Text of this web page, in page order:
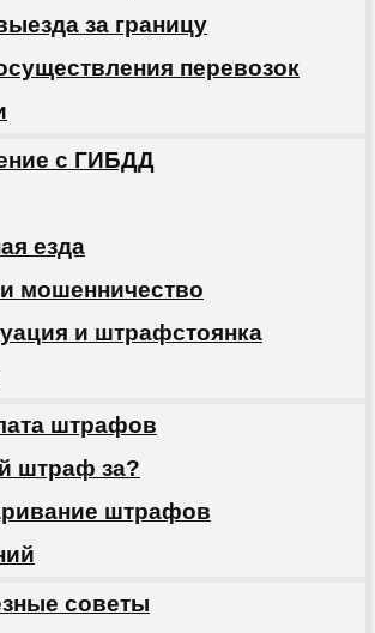
за границу
перевозок
с ГИБДД
езда
мошенничество
и штрафстоянка
штрафов
штраф за?
штрафов
советы